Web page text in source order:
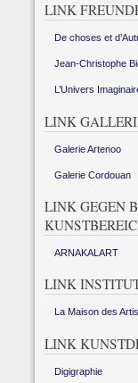
LINK
De choses et
Jean-Christophe
L’Univers
LINK
Galerie Artenoo
Galerie Cordouan
LINK GEGEN
ARNAKALART
LINK
La Maison des
LINK
Digigraphie